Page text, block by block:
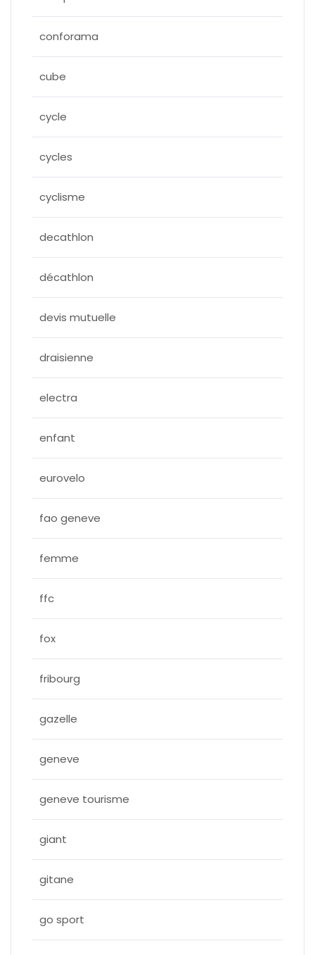
conforama
cube
cycle
cycles
cyclisme
decathlon
décathlon
devis mutuelle
draisienne
electra
enfant
eurovelo
fao geneve
femme
ffc
fox
fribourg
gazelle
geneve
geneve tourisme
giant
gitane
go sport